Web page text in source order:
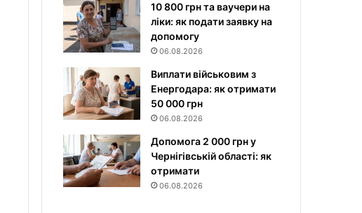
10 800 грн та ваучери на
ліки: як подати заявку на
допомогу
06.08.2026
Виплати військовим з
Енергодара: як отримати
50 000 грн
06.08.2026
Допомога 2 000 грн у
Чернігівській області: як
отримати
06.08.2026